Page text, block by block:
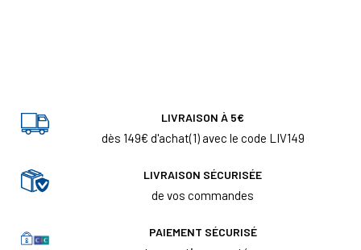
LIVRAISON À 5€
dès 149€ d'achat(1) avec le code LIV149
LIVRAISON SÉCURISÉE
de vos commandes
PAIEMENT SÉCURISÉ